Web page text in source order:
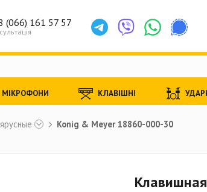
Konig & Meyer 18860-000-30
(066) 161 57 57
МІКРОФОНИ КЛАВІШНІ